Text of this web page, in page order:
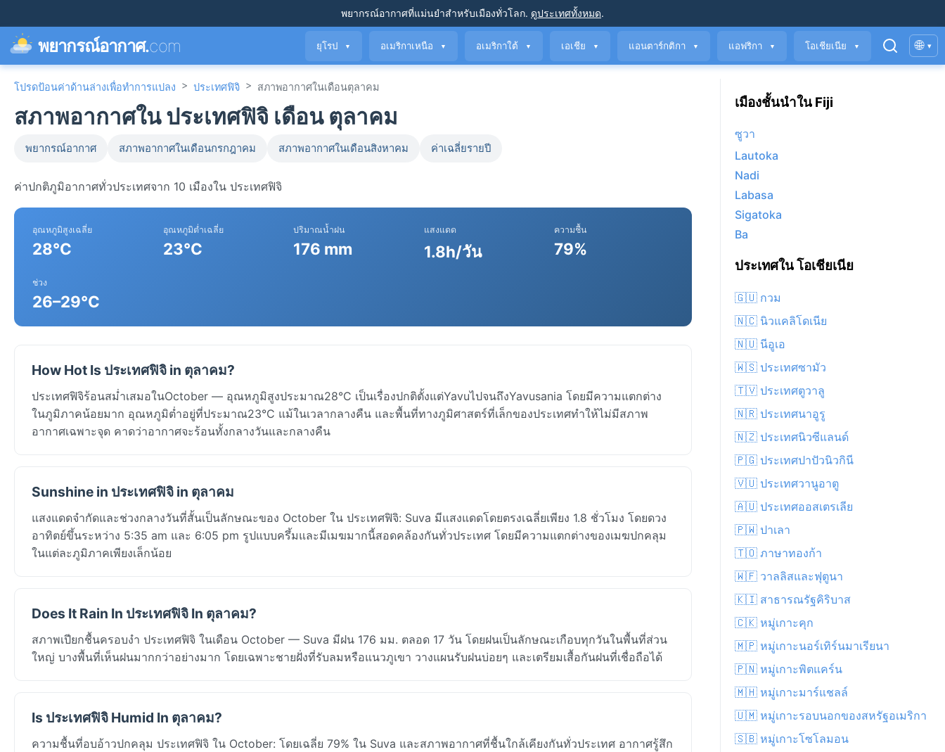
พยากรณ์อากาศที่แม่นยำสำหรับเมืองทั่วโลก. ดูประเทศทั้งหมด.
พยากรณ์อากาศ.com ยุโรป ▼ อเมริกาเหนือ ▼ อเมริกาใต้ ▼ เอเชีย ▼ แอนตาร์กติกา ▼ แอฟริกา ▼ โอเชียเนีย ▼ 🌐 ▾
โปรดป้อนค่าด้านล่างเพื่อทำการแปลง > ประเทศฟิจิ > สภาพอากาศในเดือนตุลาคม
สภาพอากาศใน ประเทศฟิจิ เดือน ตุลาคม
พยากรณ์อากาศ สภาพอากาศในเดือนกรกฎาคม สภาพอากาศในเดือนสิงหาคม ค่าเฉลี่ยรายปี
ค่าปกติภูมิอากาศทั่วประเทศจาก 10 เมืองใน ประเทศฟิจิ
อุณหภูมิสูงเฉลี่ย
28°C
อุณหภูมิต่ำเฉลี่ย
23°C
ปริมาณน้ำฝน
176 mm
แสงแดด
1.8h/วัน
ความชื้น
79%
ช่วง
26–29°C
How Hot Is ประเทศฟิจิ in ตุลาคม?
ประเทศฟิจิร้อนสม่ำเสมอในOctober — อุณหภูมิสูงประมาณ28°C เป็นเรื่องปกติตั้งแต่YavuไปจนถึงYavusania โดยมีความแตกต่าง
ในภูมิภาคน้อยมาก อุณหภูมิต่ำอยู่ที่ประมาณ23°C แม้ในเวลากลางคืน และพื้นที่ทางภูมิศาสตร์ที่เล็กของประเทศทำให้ไม่มีสภาพ
อากาศเฉพาะจุด คาดว่าอากาศจะร้อนทั้งกลางวันและกลางคืน
Sunshine in ประเทศฟิจิ in ตุลาคม
แสงแดดจำกัดและช่วงกลางวันที่สั้นเป็นลักษณะของ October ใน ประเทศฟิจิ: Suva มีแสงแดดโดยตรงเฉลี่ยเพียง 1.8 ชั่วโมง โดยดวง
อาทิตย์ขึ้นระหว่าง 5:35 am และ 6:05 pm รูปแบบครึ้มและมีเมฆมากนี้สอดคล้องกันทั่วประเทศ โดยมีความแตกต่างของเมฆปกคลุม
ในแต่ละภูมิภาคเพียงเล็กน้อย
Does It Rain In ประเทศฟิจิ In ตุลาคม?
สภาพเปียกชื้นครอบงำ ประเทศฟิจิ ในเดือน October — Suva มีฝน 176 มม. ตลอด 17 วัน โดยฝนเป็นลักษณะเกือบทุกวันในพื้นที่ส่วน
ใหญ่ บางพื้นที่เห็นฝนมากกว่าอย่างมาก โดยเฉพาะชายฝั่งที่รับลมหรือแนวภูเขา วางแผนรับฝนบ่อยๆ และเตรียมเสื้อกันฝนที่เชื่อถือได้
Is ประเทศฟิจิ Humid In ตุลาคม?
ความชื้นที่อบอ้าวปกคลุม ประเทศฟิจิ ใน October: โดยเฉลี่ย 79% ใน Suva และสภาพอากาศที่ชื้นใกล้เคียงกันทั่วประเทศ อากาศรู้สึก
เมืองชั้นนำใน Fiji
ซูวา
Lautoka
Nadi
Labasa
Sigatoka
Ba
ประเทศใน โอเชียเนีย
🇬🇺 กวม
🇳🇨 นิวแคลิโดเนีย
🇳🇺 นีอูเอ
🇼🇸 ประเทศซามัว
🇹🇻 ประเทศตูวาลู
🇳🇷 ประเทศนาอูรู
🇳🇿 ประเทศนิวซีแลนด์
🇵🇬 ประเทศปาปัวนิวกินี
🇻🇺 ประเทศวานูอาตู
🇦🇺 ประเทศออสเตรเลีย
🇵🇼 ปาเลา
🇹🇴 ภาษาทองก้า
🇼🇫 วาลลิสและฟุตูนา
🇰🇮 สาธารณรัฐคิริบาส
🇨🇰 หมู่เกาะคุก
🇲🇵 หมู่เกาะนอร์เทิร์นมาเรียนา
🇵🇳 หมู่เกาะพิตแคร์น
🇲🇭 หมู่เกาะมาร์แชลล์
🇺🇲 หมู่เกาะรอบนอกของสหรัฐอเมริกา
🇸🇧 หมู่เกาะโซโลมอน